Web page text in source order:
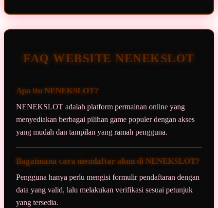
FAQ WEBSITE NENEKSLOT
Apa itu NENEKSLOT?
NENEKSLOT adalah platform permainan online yang
menyediakan berbagai pilihan game populer dengan akses
yang mudah dan tampilan yang ramah pengguna.
Bagaimana cara mendaftar akun di NENEKSLOT?
Pengguna hanya perlu mengisi formulir pendaftaran dengan
data yang valid, lalu melakukan verifikasi sesuai petunjuk
yang tersedia.